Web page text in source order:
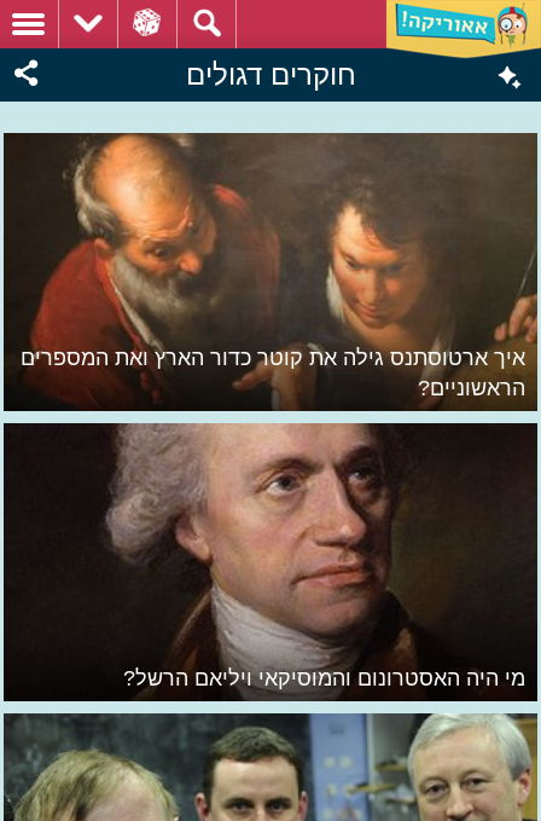
חוקרים דגולים
איך ארטוסתנס גילה את קוטר כדור הארץ ואת המספרים
הראשוניים?
מי היה האסטרונום והמוסיקאי ויליאם הרשל?